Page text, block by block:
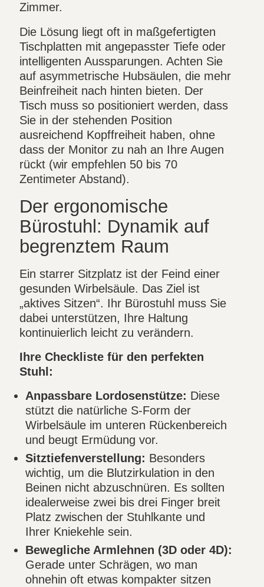
Zimmer.
Die Lösung liegt oft in maßgefertigten
Tischplatten mit angepasster Tiefe oder
intelligenten Aussparungen. Achten Sie
auf asymmetrische Hubsäulen, die mehr
Beinfreiheit nach hinten bieten. Der
Tisch muss so positioniert werden, dass
Sie in der stehenden Position
ausreichend Kopffreiheit haben, ohne
dass der Monitor zu nah an Ihre Augen
rückt (wir empfehlen 50 bis 70
Zentimeter Abstand).
Der ergonomische
Bürostuhl: Dynamik auf
begrenztem Raum
Ein starrer Sitzplatz ist der Feind einer
gesunden Wirbelsäule. Das Ziel ist
„aktives Sitzen“. Ihr Bürostuhl muss Sie
dabei unterstützen, Ihre Haltung
kontinuierlich leicht zu verändern.
Ihre Checkliste für den perfekten
Stuhl:
Anpassbare Lordosenstütze: Diese
stützt die natürliche S-Form der
Wirbelsäule im unteren Rückenbereich
und beugt Ermüdung vor.
Sitztiefenverstellung: Besonders
wichtig, um die Blutzirkulation in den
Beinen nicht abzuschnüren. Es sollten
idealerweise zwei bis drei Finger breit
Platz zwischen der Stuhlkante und
Ihrer Kniekehle sein.
Bewegliche Armlehnen (3D oder 4D):
Gerade unter Schrägen, wo man
ohnehin oft etwas kompakter sitzen